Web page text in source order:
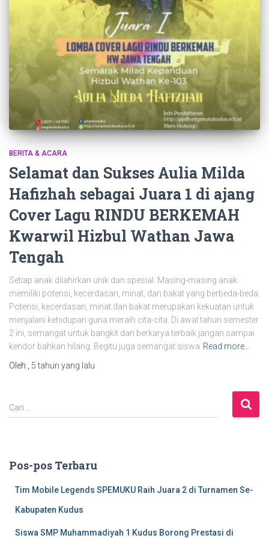
BERITA & ACARA
Selamat dan Sukses Aulia Milda
Hafizhah sebagai Juara 1 di ajang
Cover Lagu RINDU BERKEMAH
Kwarwil Hizbul Wathan Jawa
Tengah
Setiap anak dilahirkan unik dan spesial. Masing-masing anak
memiliki potensi, kecerdasan, minat, dan bakat yang berbeda-beda.
Potensi, kecerdasan, minat dan bakat merupakan kekuatan untuk
menjalani kehidupan guna meraih cita-cita. Di awal tahun semester
2 ini, semangat untuk bangkit dan berkarya terbaik jangan sampai
kendor bahkan hilang. Begitu juga semangat siswa Read more…
Oleh
5 tahun yang lalu
C
a
n
Cari …
Pos-pos Terbaru
Tim Mobile Legends SPEMUKU Raih Juara 2 di Turnamen Se-
Kabupaten Kudus
Siswa SMP Muhammadiyah 1 Kudus Borong Prestasi di